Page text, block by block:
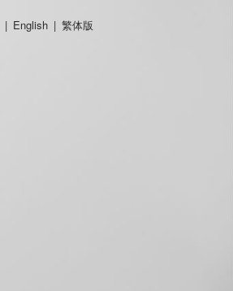
| English | 繁体版